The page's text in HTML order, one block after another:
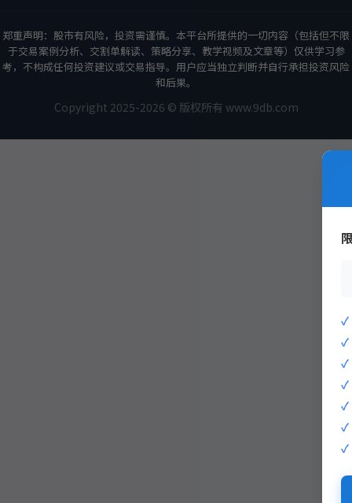
郑重声明：股市有风险，投资需谨慎。本平台所提供的一切内容（包括但不限
于交易案例分析、交割单解读、策略分享、教学视频及文章等）仅供学习参
考，不构成任何投资建议或交易指导。用户应当独立判断并自行承担投资风险
和后果。
Copyright 2025-2026 © 版权所有 www.9db.com